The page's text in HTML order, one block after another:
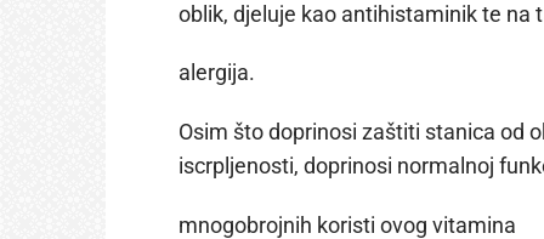
oblik, djeluje kao antihistaminik te na
alergija.
Osim što doprinosi zaštiti stanica od
iscrpljenosti, doprinosi normalnoj
mnogobrojnih koristi ovog vitamina